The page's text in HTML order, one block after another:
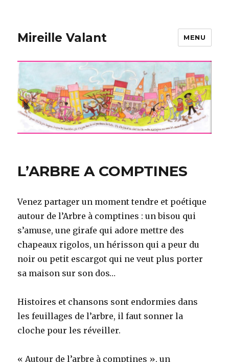
Mireille Valant MENU
L’ARBRE A COMPTINES
Venez partager un moment tendre et poétique
autour de l’Arbre à comptines : un bisou qui
s’amuse, une girafe qui adore mettre des
chapeaux rigolos, un hérisson qui a peur du
noir ou petit escargot qui ne veut plus porter
sa maison sur son dos…
Histoires et chansons sont endormies dans
les feuillages de l’arbre, il faut sonner la
cloche pour les réveiller.
« Autour de l’arbre à comptines », un